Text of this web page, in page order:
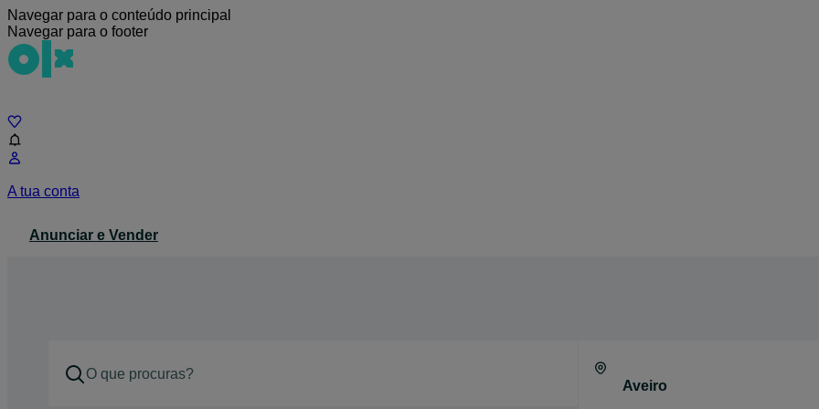
Navegar para o conteúdo principal
Navegar para o footer
A tua conta
Anunciar e Vender